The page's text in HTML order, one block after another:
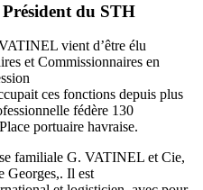
du STH
vient d’être élu
et Commissionnaires en
ces fonctions depuis plus
fédère 130
portuaire havraise.
familiale G. VATINEL et Cie,
Georges,. Il est